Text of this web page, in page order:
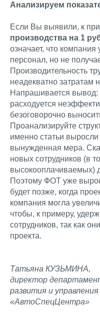
Анализируем
Если Вы выявили, к
производства на 1
означает, что
персонал, но не
Производительность
неадекватно затратам
Напрашивается
расходуется
безоговорочно
Проанализируйте
именно статьи
вынужденная мера.
новых сотрудников (в
высокооплачиваемых)
Поэтому ФОТ уже
будет позже, когда
компания могла
чтобы, к примеру,
сотрудников, так как
проекта.
Татьяна КУЗЬМИНА,
директор
развития и
«АвтоСпецЦентра»